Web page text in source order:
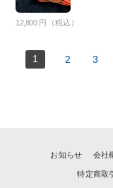
12,800 円（税込）
1 2 3
お知らせ 会社
特定商取